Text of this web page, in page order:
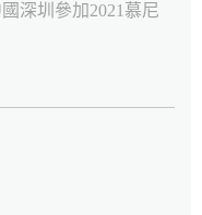
深圳參加2021慕尼